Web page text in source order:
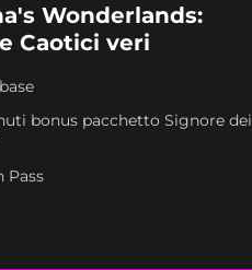
Wonderlands:
Caotici veri
bonus pacchetto Signore dei
Pass